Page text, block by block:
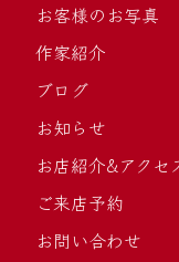
お客様のお写真
作家紹介
ブログ
お知らせ
お店紹介&アクセ
ご来店予約
お問い合わせ